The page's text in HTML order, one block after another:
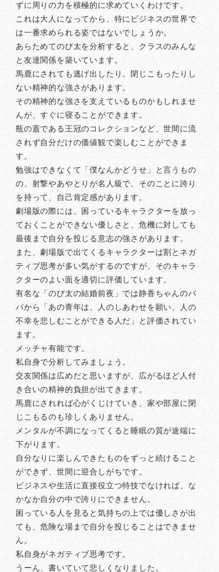
ずに周りの力を積極的に求めていくわけです。
これは大人になってから、特にビジネスの世界で
は一番求められる姿ではないでしょうか。
あらためてのび太を分析すると、クラスのみんな
と友達関係を築いています。
馬鹿にされても逃げ出したり、閉じこもったりし
ない精神的な強さがあります。
その精神的な強さを支えているものかもしれませ
んが、すぐに寝ることができます。
瓶の蓋である王冠のコレクションなど、世間に流
されず自分だけの価値観で楽しむことができま
す。
勉強はできなくて「僕なんかどうせ」と言うもの
の、射撃やあやとりが名人級で、そのことに誇り
を持って、自己肯定感があります。
劇場版の際には、困っているキャラクターを放っ
ておくことができない優しさと、危機に対しても
最後まで自分を投じる意志の強さがあります。
また、劇場版で出てくるキャラクターは割とネガ
ティブ思考が多い気がするのですが、そのキャラ
クターのよい面を適切に評価しています。
有名な「のび太の結婚前夜」では静香ちゃんのパ
パから「あの青年は、人のしあわせを願い、人の
不幸を悲しむことができる人だ」と評価されてい
ます。
メッチャ有能です。
私自身で分析してみましょう。
交友関係は広めだと思いますが、広がるほど人付
き合いの精神的負担が出てきます。
馬鹿にされれば心がくじけていき、家や部屋に閉
じこもるのも珍しくありません。
メンタルが不調になってくると睡眠の質が途端に
下がります。
自分なりに楽しんできたものをずっと続けること
ができず、世間に迎合しがちです。
ビジネスや生活に直接役立つ特技でなければ、な
かなか自分の中で誇りにできません。
困っている人を見ると気持ちの上では優しさが出
ても、危険な場まで自分を投じることはできませ
ん。
私自身がネガティブ思考です。
うーん、書いていて悲しくなりました。